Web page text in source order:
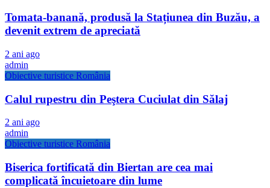
Tomata-banană, produsă la Stațiunea din Buzău, a
devenit extrem de apreciată
2 ani ago
admin
Obiective turistice România
Calul rupestru din Peştera Cuciulat din Sălaj
2 ani ago
admin
Obiective turistice România
Biserica fortificată din Biertan are cea mai
complicată încuietoare din lume